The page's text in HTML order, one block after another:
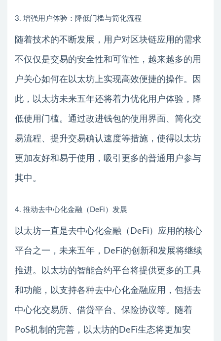
3. 增强用户体验：降低门槛与简化流程
随着技术的不断发展，用户对区块链应用的需求
不仅仅是交易的安全性和可靠性，越来越多的用
户关心如何在以太坊上实现高效便捷的操作。因
此，以太坊未来五年还将着力优化用户体验，降
低使用门槛。通过改进钱包的使用界面、简化交
易流程、提升交易确认速度等措施，使得以太坊
更加友好和易于使用，吸引更多的普通用户参与
其中。
4. 推动去中心化金融（DeFi）发展
以太坊一直是去中心化金融（DeFi）应用的核心
平台之一，未来五年，DeFi的创新和发展将继续
推进。以太坊的智能合约平台将提供更多的工具
和功能，以支持各种去中心化金融应用，包括去
中心化交易所、借贷平台、保险协议等。随着
PoS机制的完善，以太坊的DeFi生态将更加安